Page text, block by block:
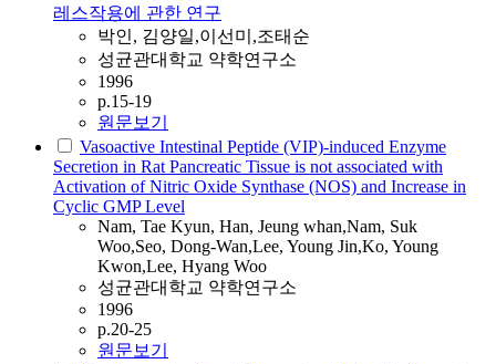
레스작용에 관한 연구
박인, 김양일,이선미,조태순
성균관대학교 약학연구소
1996
p.15-19
원문보기
Vasoactive Intestinal Peptide (VIP)-induced Enzyme
Secretion in Rat Pancreatic Tissue is not associated with
Activation of Nitric Oxide Synthase (NOS) and Increase in
Cyclic GMP Level
Nam, Tae Kyun, Han, Jeung whan,Nam, Suk
Woo,Seo, Dong-Wan,Lee, Young Jin,Ko, Young
Kwon,Lee, Hyang Woo
성균관대학교 약학연구소
1996
p.20-25
원문보기